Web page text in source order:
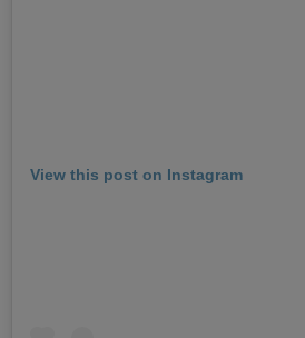
View this post on Instagram